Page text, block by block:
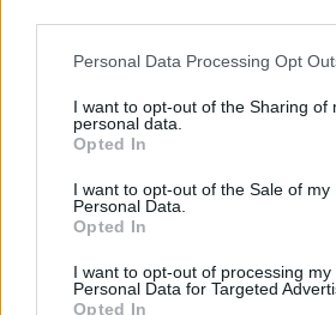
Please note that this website/app uses
not limited to your visit or usage
grant or deny consent to Google and
use your data for below specified
consent section.
Personal Data Processing Opt
I want to opt-out of the Sharing of
personal data.
Opted In
I want to opt-out of the Sale of my
Personal Data.
Opted In
I want to opt-out of processing my
Personal Data for Targeted
Opted In